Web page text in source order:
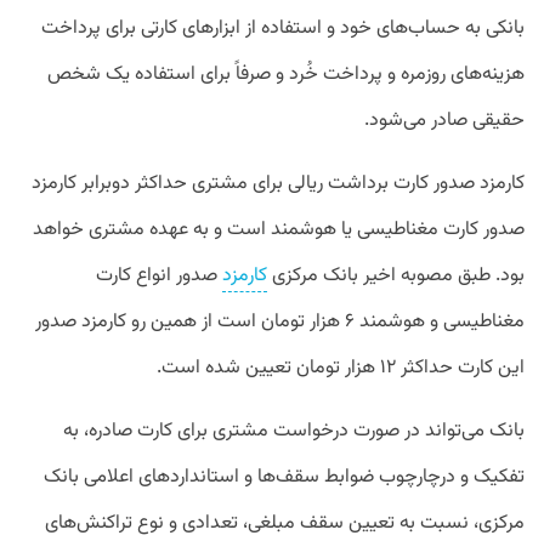
بانکی به حساب‌های خود و استفاده از ابزارهای کارتی برای پرداخت
هزینه‌های روزمره و پرداخت‌ خُرد و صرفاً برای استفاده یک شخص
حقیقی صادر می‌شود.
کارمزد صدور کارت برداشت ریالی برای مشتری حداکثر دوبرابر کارمزد
صدور کارت مغناطیسی یا هوشمند است و به عهده مشتری خواهد
بود. طبق مصوبه اخیر بانک مرکزیکارمزدصدور انواع کارت
مغناطیسی و هوشمند ۶ هزار تومان است از همین رو کارمزد صدور
این کارت حداکثر ۱۲ هزار تومان تعیین شده است.
بانک می‌تواند در صورت درخواست مشتری برای کارت صادره، به
تفکیک و درچارچوب ضوابط سقف‌ها و استانداردهای اعلامی بانک
مرکزی، نسبت به تعیین سقف مبلغی، تعدادی و نوع تراکنش‌های